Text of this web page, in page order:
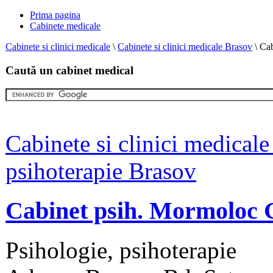
Prima pagina
Cabinete medicale
Cabinete si clinici medicale \ Cabinete si clinici medicale Brasov \
Caută un cabinet medical
Cabinete si clinici
psihoterapie Brasov
Cabinet psih. Mormoloc
Psihologie, psihoterapie